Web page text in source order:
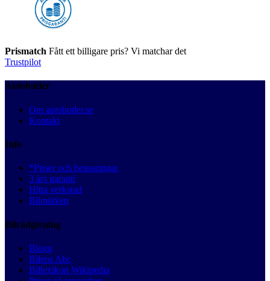
Prismatch Fått ett billigare pris? Vi matchar det
Trustpilot
Autobutler
Om autobutler.se
Kontakt
Info
*Priser och besparingar
3 års garanti
Hitta verkstad
Bilmärken
Bilrådgivning
Blogg
Bilens Abc
Billexikon Wikipedia